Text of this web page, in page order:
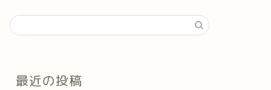
最近の投稿